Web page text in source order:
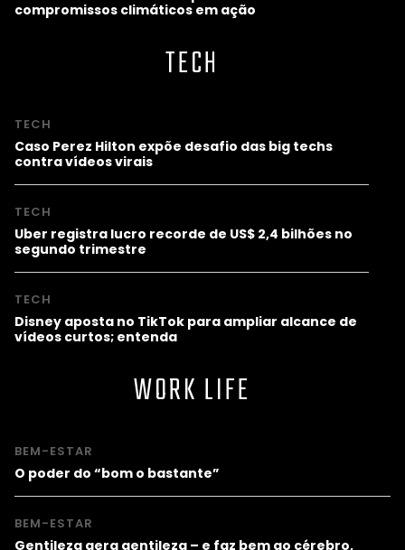
compromissos climáticos em ação
TECH
TECH
Caso Perez Hilton expõe desafio das big techs
contra vídeos virais
TECH
Uber registra lucro recorde de US$ 2,4 bilhões no
segundo trimestre
TECH
Disney aposta no TikTok para ampliar alcance de
vídeos curtos; entenda
WORK LIFE
BEM-ESTAR
O poder do “bom o bastante”
BEM-ESTAR
Gentileza gera gentileza – e faz bem ao cérebro,